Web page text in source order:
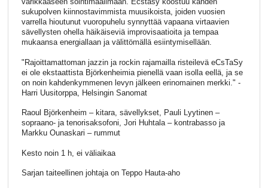
sukupolven kiinnostavimmista muusikoista, joiden vuosien
varrella hioutunut vuoropuhelu synnyttää vapaana virtaavien
sävellysten ohella häikäiseviä improvisaatioita ja tempaa
mukaansa energiallaan ja välittömällä esiintymisellään.
"Rajoittamattoman jazzin ja rockin rajamailla risteilevä eCsTaSy
ei ole ekstaattista Björkenheimia pienellä vaan isolla eellä, ja se
on noin kahdenkymmenen levyn jälkeen erinomainen merkki." -
Harri Uusitorppa, Helsingin Sanomat
Raoul Björkenheim – kitara, sävellykset, Pauli Lyytinen –
sopraano- ja tenorisaksofoni, Jori Huhtala – kontrabasso ja
Markku Ounaskari – rummut
Kesto noin 1 h, ei väliaikaa
Sarjan taiteellinen johtaja on Teppo Hauta-aho